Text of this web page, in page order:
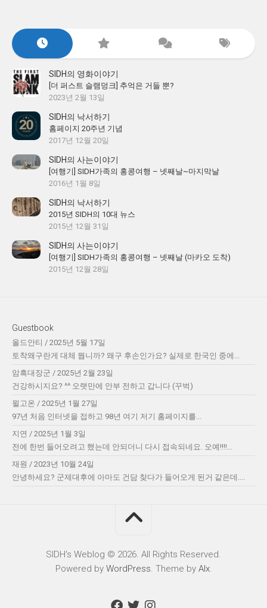
SIDH의 영화이야기
[더 퍼스트 슬램덩크] 추억은 거들 뿐?
2023년 2월 13일
SIDH의 낙서하기
홈페이지 20주년 기념
2017년 12월 20일
SIDH의 사는이야기
[여행기] SIDH가족의 홍콩여행 – 넷째날~마지막날
2016년 1월 8일
SIDH의 낙서하기
2015년 SIDH의 10대 뉴스
2015년 12월 31일
SIDH의 사는이야기
[여행기] SIDH가족의 홍콩여행 – 넷째날 (마카오 도착)
2015년 12월 28일
Guestbook
올드안티 / 2025년 5월 17일
토착왜구란게 대체 뭡니까? 왜구 후손인가요? 실제로 한국인 중에...
암흑대장군 / 2025년 2월 23일
건강하시지요? ^^ 오랫만에 안부 전하고 갑니다 (꾸벅)
윌고온 / 2025년 1월 27일
97년 처음 인터넷을 접하고 98년 여기 저기 홈페이지를...
지연 / 2025년 1월 3일
전에 한번 들어오려고 했는데 안되더니 다시 접속되네요. 오예!!!!...
재원 / 2023년 10월 24일
안녕하세요? 군제대후에 아마도 건담 찾다가 들어오게 된거 같은데....
SIDH′s Weblog © 2026. All Rights Reserved.
Powered by WordPress. Theme by Alx.